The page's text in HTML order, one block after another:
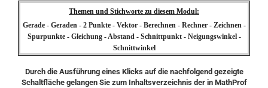
Themen und Stichworte zu diesem Modul:
Gerade - Geraden - 2 Punkte - Vektor - Berechnen - Rechner - Zeichnen -
Spurpunkte - Gleichung - Abstand - Schnittpunkt - Neigungswinkel -
Schnittwinkel
Durch die Ausführung eines Klicks auf die nachfolgend gezeigte
Schaltfläche gelangen Sie zum Inhaltsverzeichnis der in MathProf